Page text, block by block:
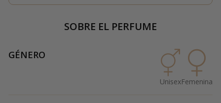
SOBRE EL PERFUME
GÉNERO
UnisexFemenina